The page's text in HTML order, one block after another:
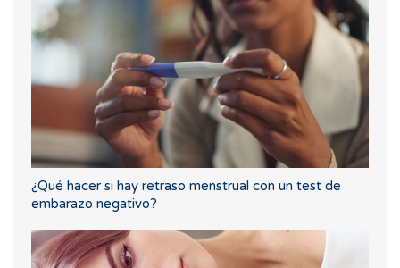
¿Qué hacer si hay retraso menstrual con un test de
embarazo negativo?